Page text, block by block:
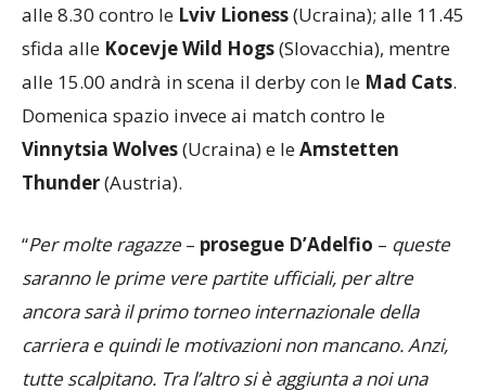
alle 8.30 contro le Lviv Lioness(Ucraina); alle 11.45
sfida alle Kocevje Wild Hogs(Slovacchia), mentre
alle 15.00 andrà in scena il derby con le Mad Cats.
Domenica spazio invece ai match contro le
Vinnytsia Wolves(Ucraina) e leAmstetten
Thunder(Austria).
“Per molte ragazze – prosegue D’Adelfio – queste
saranno le prime vere partite ufficiali, per altre
ancora sarà il primo torneo internazionale della
carriera e quindi le motivazioni non mancano. Anzi,
tutte scalpitano. Tra l’altro si è aggiunta a noi una